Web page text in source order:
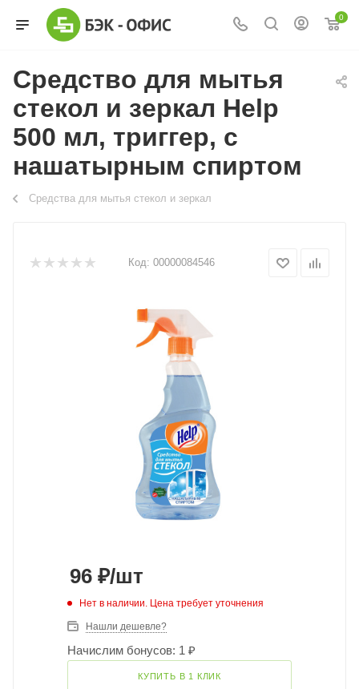
0
Средство для мытья
стекол и зеркал Help
500 мл, триггер, с
нашатырным спиртом
Средства для мытья стекол и зеркал
Код: 00000084546
96 ₽/шт
Нет в наличии. Цена требует уточнения
Нашли дешевле?
Начислим бонусов: 1 ₽
КУПИТЬ В 1 КЛИК